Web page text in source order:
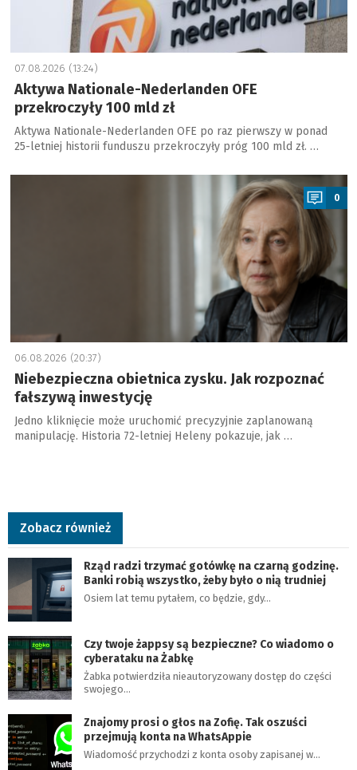
07.08.2026 (13:24)
Aktywa Nationale-Nederlanden OFE
przekroczyły 100 mld zł
Aktywa Nationale-Nederlanden OFE po raz pierwszy w ponad
25-letniej historii funduszu przekroczyły próg 100 mld zł. …
a
0
06.08.2026 (20:37)
Niebezpieczna obietnica zysku. Jak rozpoznać
fałszywą inwestycję
Jedno kliknięcie może uruchomić precyzyjnie zaplanowaną
manipulację. Historia 72-letniej Heleny pokazuje, jak …
Zobacz również
Rząd radzi trzymać gotówkę na czarną godzinę.
Banki robią wszystko, żeby było o nią trudniej
Osiem lat temu pytałem, co będzie, gdy…
Czy twoje żappsy są bezpieczne? Co wiadomo o
cyberataku na Żabkę
Żabka potwierdziła nieautoryzowany dostęp do części
swojego…
Znajomy prosi o głos na Zofię. Tak oszuści
przejmują konta na WhatsAppie
Wiadomość przychodzi z konta osoby zapisanej w…